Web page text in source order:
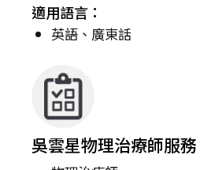
適用語言：
英語、廣東話
吳雲星物理治療師服務